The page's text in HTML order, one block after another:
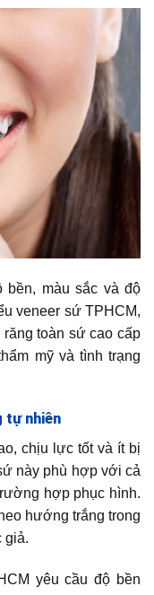
màu sắc và độ
veneer sứ TPHCM,
toàn sứ cao cấp
mỹ và tình trạng
tự nhiên
chịu lực tốt và ít bị
này phù hợp với cả
hợp phục hình.
hướng trắng trong
giả.
yêu cầu độ bền